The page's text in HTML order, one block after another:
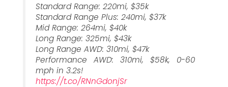
Standard Range: 220mi, $35k
Standard Range Plus: 240mi, $37k
Mid Range: 264mi, $40k
Long Range: 325mi, $43k
Long Range AWD: 310mi, $47k
Performance AWD: 310mi, $58k, 0-60
mph in 3.2s!
https://t.co/RNnGdonjSr